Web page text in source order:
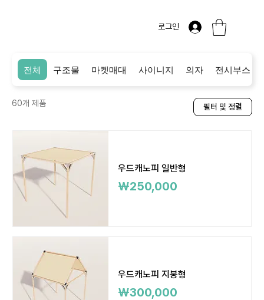
로그인
60개 제품 필터 및 정렬
우드캐노피 일반형
가격
₩250,000
우드캐노피 지붕형
가격
₩300,000
전체 구조물 마켓매대 사이니지 의자 전시부스